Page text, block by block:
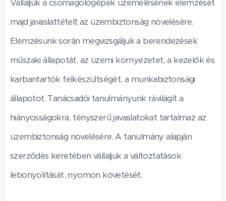
Vállaljuk a csomagológépek üzemelésének elemzését
majd javaslattételt az üzembiztonság növelésére.
Elemzésünk során megvizsgáljuk a berendezések
műszaki állapotát, az üzemi környezetet, a kezelők és
karbantartók felkészültségét, a munkabiztonsági
állapotot. Tanácsadói tanulmányunk rávilágít a
hiányosságokra, tényszerű javaslatokat tartalmaz az
üzembiztonság növelésére. A tanulmány alapján
szerződés keretében vállaljuk a változtatások
lebonyolítását, nyomon követését.